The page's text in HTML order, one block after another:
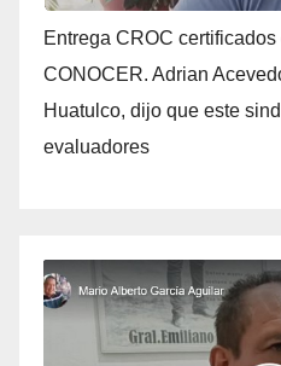
Entrega CROC
CONOCER. Adrian
Huatulco, dijo que este
evaluadores